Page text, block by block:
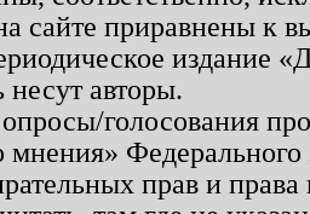
сайте приравнены к
издание
авторы.
голосования
мнения»
прав и